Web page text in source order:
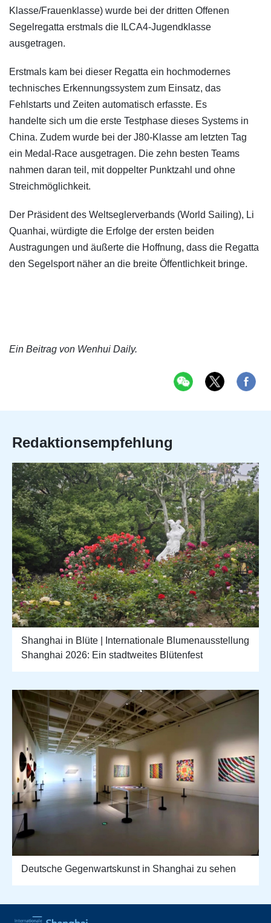
Klasse/Frauenklasse) wurde bei der dritten Offenen
Segelregatta erstmals die ILCA4-Jugendklasse
ausgetragen.
Erstmals kam bei dieser Regatta ein hochmodernes
technisches Erkennungssystem zum Einsatz, das
Fehlstarts und Zeiten automatisch erfasste. Es
handelte sich um die erste Testphase dieses Systems in
China. Zudem wurde bei der J80-Klasse am letzten Tag
ein Medal-Race ausgetragen. Die zehn besten Teams
nahmen daran teil, mit doppelter Punktzahl und ohne
Streichmöglichkeit.
Der Präsident des Weltseglerverbands (World Sailing), Li
Quanhai, würdigte die Erfolge der ersten beiden
Austragungen und äußerte die Hoffnung, dass die Regatta
den Segelsport näher an die breite Öffentlichkeit bringe.
Ein Beitrag von Wenhui Daily.
Redaktionsempfehlung
Shanghai in Blüte | Internationale Blumenausstellung
Shanghai 2026: Ein stadtweites Blütenfest
Deutsche Gegenwartskunst in Shanghai zu sehen